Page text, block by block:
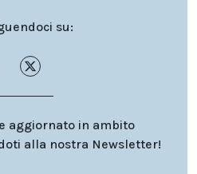
su:
aggiornato in ambito
alla nostra Newsletter!